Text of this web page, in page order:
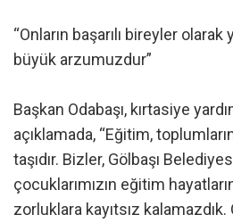
“Onların başarılı bireyler
büyük arzumuzdur”
Başkan Odabaşı, kırtasiye
açıklamada, “Eğitim,
taşıdır. Bizler, Gölbaşı
çocuklarımızın eğitim
zorluklara kayıtsız